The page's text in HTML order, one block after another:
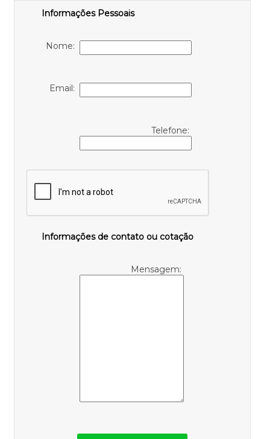
Informações Pessoais
Nome:
Email:
Telefone:
Informações de contato ou cotação
Mensagem: